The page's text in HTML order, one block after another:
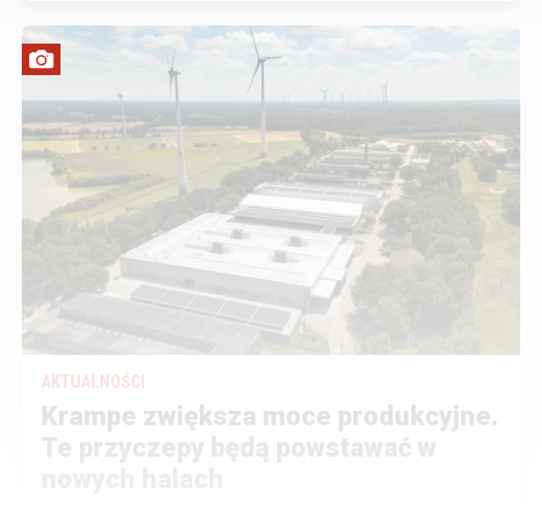
AKTUALNOŚCI
Krampe zwiększa moce produkcyjne.
Te przyczepy będą powstawać w